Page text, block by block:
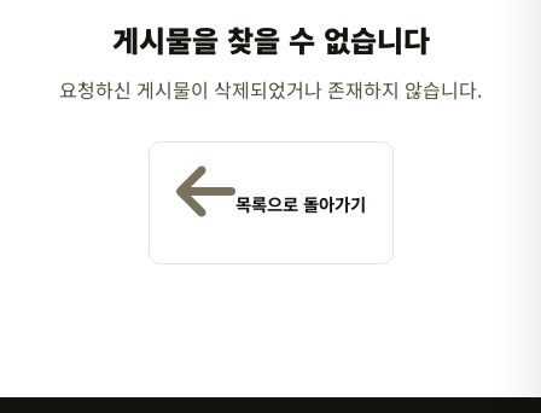
게시물을 찾을 수 없습니다
요청하신 게시물이 삭제되었거나 존재하지 않습니다.
목록으로 돌아가기